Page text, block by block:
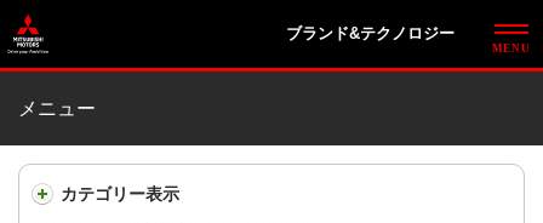
ブランド&テクノロジー
メニュー
カテゴリー表示